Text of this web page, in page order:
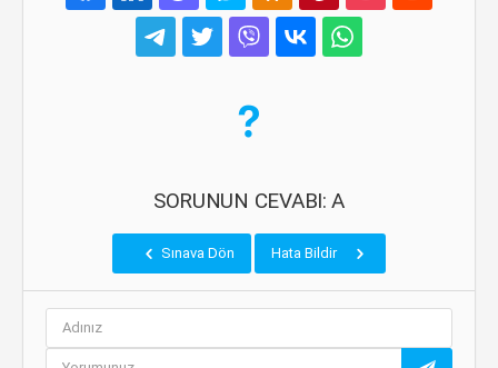
SORUNUN CEVABI: A
Sınava Dön Hata Bildir